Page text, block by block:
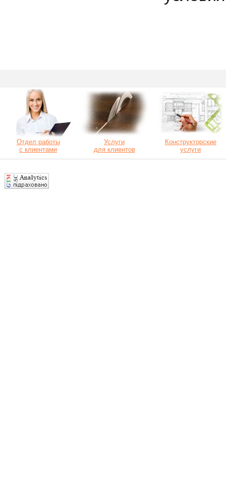
Отдел работы
с клиентами
Услуги
для клиентов
Конструкторские
услуги